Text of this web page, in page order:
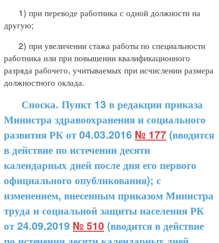
1) при переводе работника с одной должности на
другую;
2) при увеличении стажа работы по специальности
работника или при повышении квалификационного
разряда рабочего, учитываемых при исчислении размера
должностного оклада.
Сноска. Пункт 13 в редакции приказа
Министра здравоохранения и социального
развития РК от 04.03.2016 № 177 (вводится
в действие по истечении десяти
календарных дней после дня его первого
официального опубликования); с
изменением, внесенным приказом Министра
труда и социальной защиты населения РК
от 24.09.2019 № 510 (вводится в действие